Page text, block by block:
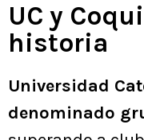
UC y
historia
Universidad
denominado